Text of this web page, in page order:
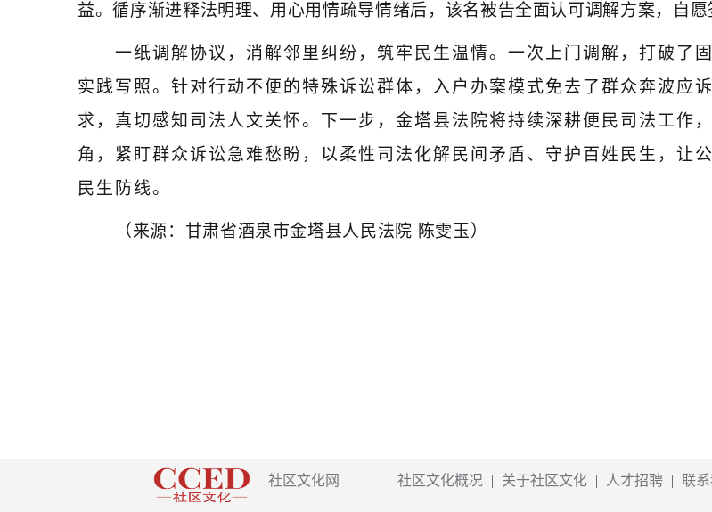
益。循序渐进释法明理、用心用情疏导情绪后，该名被告全面认可调解方案，自
一纸调解协议，消解邻里纠纷，筑牢民生温情。一次上门调解，打破了
实践写照。针对行动不便的特殊诉讼群体，入户办案模式免去了群众奔波应
求，真切感知司法人文关怀。下一步，金塔县法院将持续深耕便民司法工作
角，紧盯群众诉讼急难愁盼，以柔性司法化解民间矛盾、守护百姓民生，让
民生防线。
（来源：甘肃省酒泉市金塔县人民法院 陈雯玉）
社区文化网 社区文化概况 | 关于社区文化 | 人才招聘 | 联系